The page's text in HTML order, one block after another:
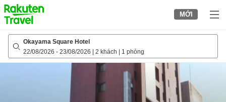
to
top
page
MỚI
Okayama Square Hotel
22/08/2026 - 23/08/2026 2 khách 1 phòng